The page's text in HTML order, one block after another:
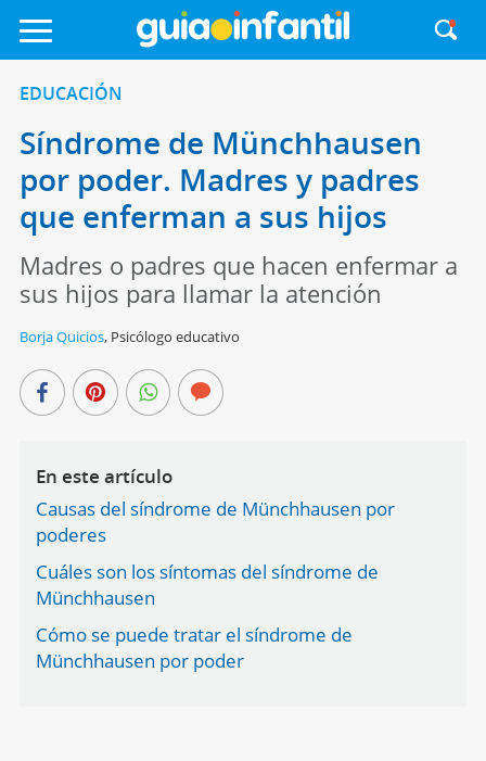
EDUCACIÓN
Síndrome de Münchhausen
por poder. Madres y padres
que enferman a sus hijos
Madres o padres que hacen enfermar a
sus hijos para llamar la atención
Borja Quicios, Psicólogo educativo
En este artículo
Causas del síndrome de Münchhausen por
poderes
Cuáles son los síntomas del síndrome de
Münchhausen
Cómo se puede tratar el síndrome de
Münchhausen por poder